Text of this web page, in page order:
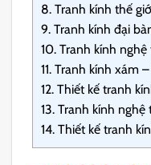
8. Tranh kính thế
9. Tranh kính đại
10. Tranh kính
11. Tranh kính xám
12. Thiết kế tranh
13. Tranh kính nghệ
14. Thiết kế tranh